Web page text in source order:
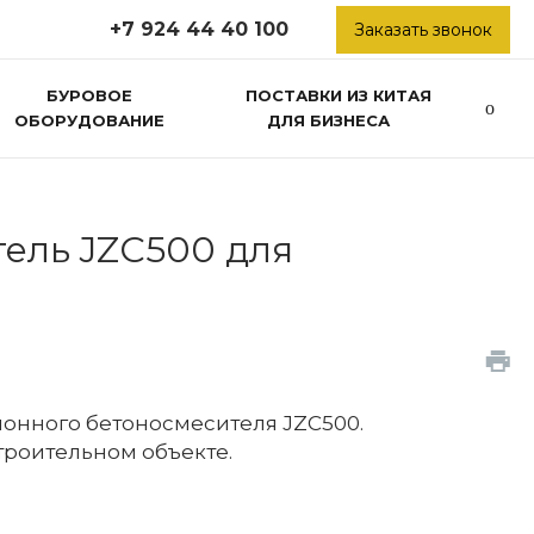
+7 924 44 40 100 Заказать звонок
БУРОВОЕ
ОБОРУДОВАНИЕ
ПОСТАВКИ ИЗ КИТАЯ
ДЛЯ БИЗНЕСА
JZC500 для
бетоносмесителя JZC500.
объекте.